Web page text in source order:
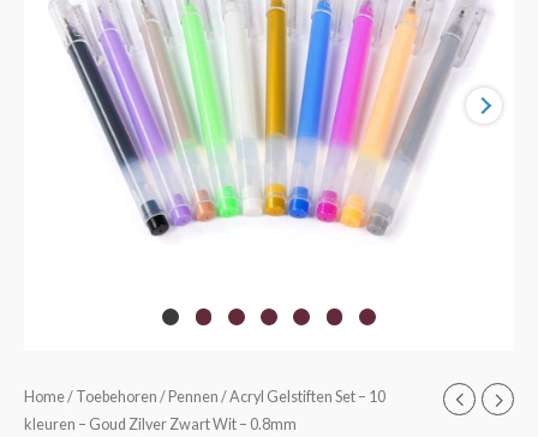
Home/ Toebehoren / Pennen / Acryl Gelstiften Set – 10
kleuren – Goud Zilver Zwart Wit – 0.8mm
Acryl
Gelstiften